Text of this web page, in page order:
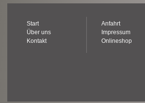
Start
Über uns
Kontakt
Anfahrt
Impressum
Onlineshop